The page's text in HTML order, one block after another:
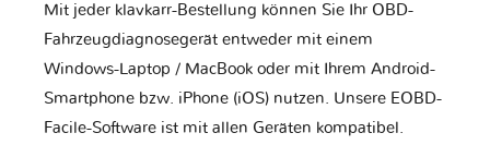
Mit jeder klavkarr-Bestellung können Sie Ihr OBD-
Fahrzeugdiagnosegerät entweder mit einem
Windows-Laptop / MacBook oder mit Ihrem Android-
Smartphone bzw. iPhone (iOS) nutzen. Unsere EOBD-
Facile-Software ist mit allen Geräten kompatibel.